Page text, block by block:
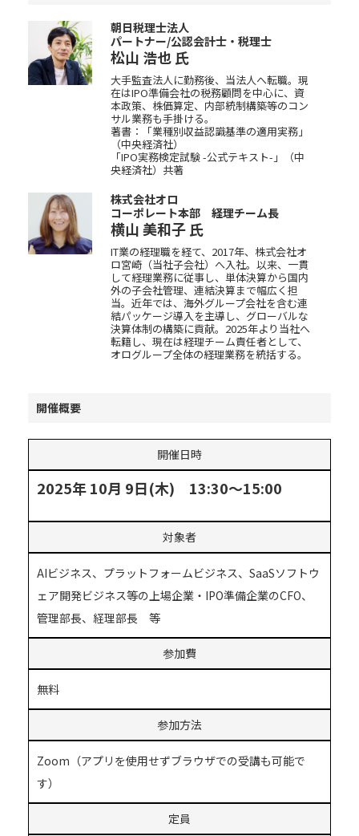
朝日税理士法人
パートナー/公認会計士・税理士
松山 浩也 氏
大手監査法人に勤務後、当法人へ転職。現
在はIPO準備会社の税務顧問を中心に、資
本政策、株価算定、内部統制構築等のコン
サル業務も手掛ける。
著書：「業種別収益認識基準の適用実務」
（中央経済社）
「IPO実務検定試験 -公式テキスト-」（中
央経済社）共著
株式会社オロ
コーポレート本部 経理チーム長
横山 美和子 氏
IT業の経理職を経て、2017年、株式会社オ
ロ宮崎（当社子会社）へ入社。以来、一貫
して経理業務に従事し、単体決算から国内
外の子会社管理、連結決算まで幅広く担
当。近年では、海外グループ会社を含む連
結パッケージ導入を主導し、グローバルな
決算体制の構築に貢献。2025年より当社へ
転籍し、現在は経理チーム責任者として、
オログループ全体の経理業務を統括する。
開催概要
開催日時
2025年 10月 9日(木) 13:30～15:00
対象者
AIビジネス、プラットフォームビジネス、SaaSソフトウ
ェア開発ビジネス等の上場企業・IPO準備企業のCFO、
管理部長、経理部長 等
参加費
無料
参加方法
Zoom（アプリを使用せずブラウザでの受講も可能で
す）
定員